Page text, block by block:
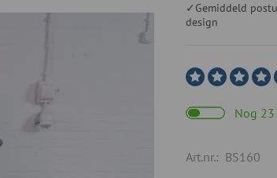
✓Gemiddeld
design
Nog
Art.nr.: BS160